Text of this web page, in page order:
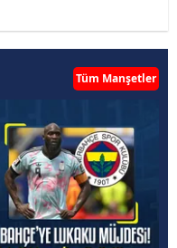
Tüm Manşetler